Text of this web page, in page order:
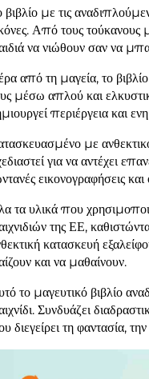
βιβλίο με τις
Από τους τούκανους
να νιώθουν σαν να
από τη μαγεία, το
μέσω απλού και
περιέργεια και
με
για να αντέχει
εικονογραφήσεις
τα υλικά που
της ΕΕ,
κατασκευή
και να μαθαίνουν.
το μαγευτικό βιβλίο
Συνδυάζει
διεγείρει τη φαντασία,